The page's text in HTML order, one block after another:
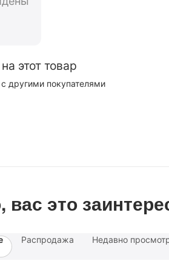
этот товар
другими покупателями
это
Распродажа Недавно